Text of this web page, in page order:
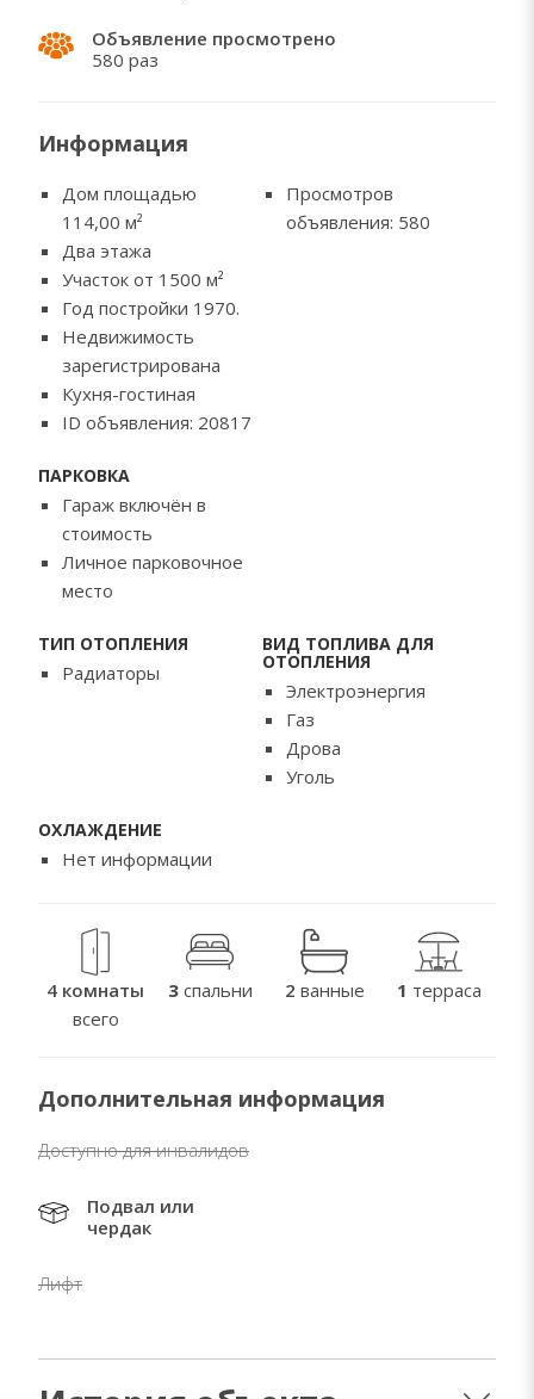
Объявление просмотрено
580 раз
Информация
Дом площадью
114,00 м²
Два этажа
Участок от 1500 м²
Год постройки 1970.
Недвижимость
зарегистрирована
Кухня-гостиная
Просмотров
объявления: 580
ID объявления: 20817
ПАРКОВКА
Гараж включён в
стоимость
Личное парковочное
место
ТИП ОТОПЛЕНИЯ
Радиаторы
ВИД ТОПЛИВА ДЛЯ
ОТОПЛЕНИЯ
Электроэнергия
Газ
Дрова
Уголь
ОХЛАЖДЕНИЕ
Нет информации
4 комнаты
всего
3спальни 2 ванные 1 терраса
Дополнительная информация
Доступно для инвалидов
Подвал или
чердак
Лифт